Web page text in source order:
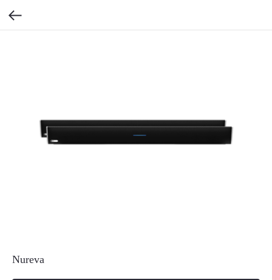
Nureva